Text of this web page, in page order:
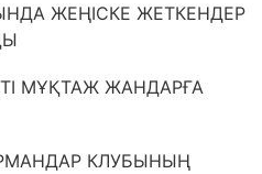
ЖЕҢІСКЕ ЖЕТКЕНДЕР
МҰҚТАЖ ЖАНДАРҒА
КЛУБЫНЫҢ